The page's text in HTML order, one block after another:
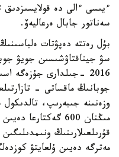
ءيىسى ءالى دە
سەناتور جابال ەرعاليەۆ.
بۇل رەتتە دەپۋتات
2016 -جىلدارى جۇزەگە
جوبانىڭ ماقساتى -
مىڭنان 600
مەترگە دەيىن ۇلعايتۋ